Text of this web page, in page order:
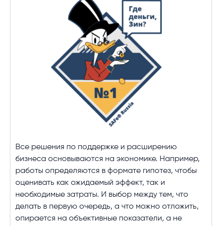
Все решения по поддержке и расширению
бизнеса основываются на экономике. Например,
работы определяются в формате гипотез, чтобы
оценивать как ожидаемый эффект, так и
необходимые затраты. И выбор между тем, что
делать в первую очередь, а что можно отложить,
опирается на объективные показатели, а не